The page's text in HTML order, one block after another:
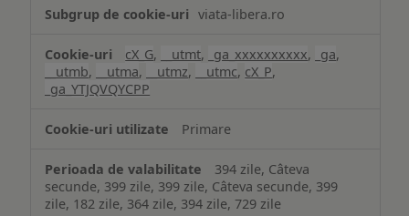
viata-libera.ro
cX_G, __utmt, _ga_xxxxxxxxxx, _ga,
__utmb, __utma, __utmz, __utmc, cX_P,
_ga_YTJQVQYCPP
Primare
394 zile, Câteva
secunde, 399 zile, 399 zile, Câteva secunde, 399
zile, 182 zile, 364 zile, 394 zile, 729 zile